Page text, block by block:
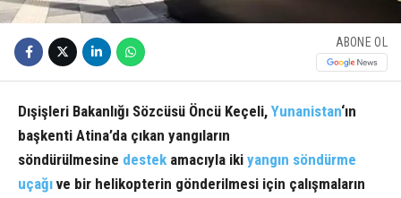
ABONE OL
Dışişleri Bakanlığı Sözcüsü Öncü Keçeli, Yunanistan‘ın
başkenti Atina’da çıkan yangıların
söndürülmesine destek amacıyla iki yangın söndürme
uçağı ve bir helikopterin gönderilmesi için çalışmaların